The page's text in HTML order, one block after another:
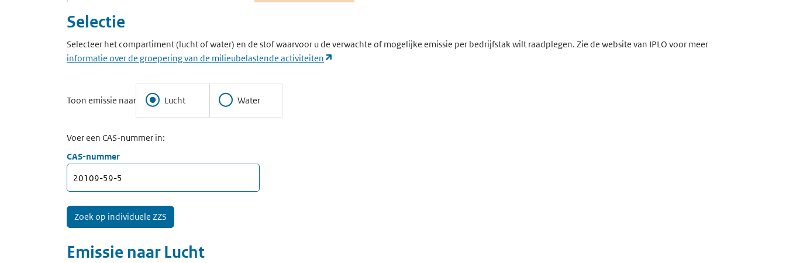
Selectie
Selecteer het compartiment (lucht of water) en de stof waarvoor u de verwachte of mogelijke emissie per bedrijfstak wilt raadplegen. Zie de website van IPLO voor meer
informatie over de groepering van de milieubelastende activiteiten
Toon emissie naar Lucht Water
Voer een CAS-nummer in:
CAS-nummer
Emissie naar Lucht